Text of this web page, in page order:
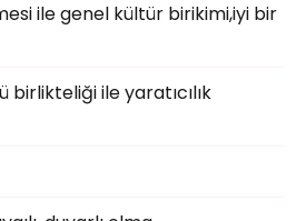
ile genel kültür birikimi,iyi bir
birlikteliği ile yaratıcılık